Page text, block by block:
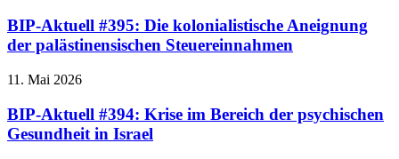
BIP-Aktuell #395: Die kolonialistische Aneignung
der palästinensischen Steuereinnahmen
11. Mai 2026
BIP-Aktuell #394: Krise im Bereich der psychischen
Gesundheit in Israel